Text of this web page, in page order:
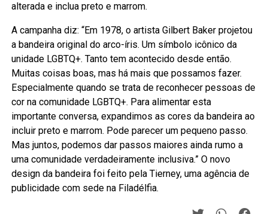
alterada e inclua preto e marrom.
A campanha diz: “Em 1978, o artista Gilbert Baker projetou
a bandeira original do arco-íris. Um símbolo icônico da
unidade LGBTQ+. Tanto tem acontecido desde então.
Muitas coisas boas, mas há mais que possamos fazer.
Especialmente quando se trata de reconhecer pessoas de
cor na comunidade LGBTQ+. Para alimentar esta
importante conversa, expandimos as cores da bandeira ao
incluir preto e marrom. Pode parecer um pequeno passo.
Mas juntos, podemos dar passos maiores ainda rumo a
uma comunidade verdadeiramente inclusiva.” O novo
design da bandeira foi feito pela Tierney, uma agência de
publicidade com sede na Filadélfia.